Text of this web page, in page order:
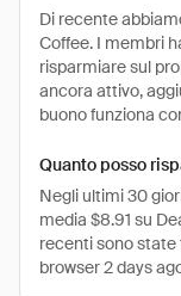
Di recente
Coffee. I membri
risparmiare sul
ancora attivo,
buono funziona
Quanto posso
Negli ultimi 30
media $8.91 su
recenti sono state
browser 2 days